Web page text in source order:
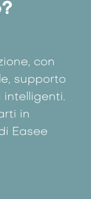
con
supporto
in
Easee